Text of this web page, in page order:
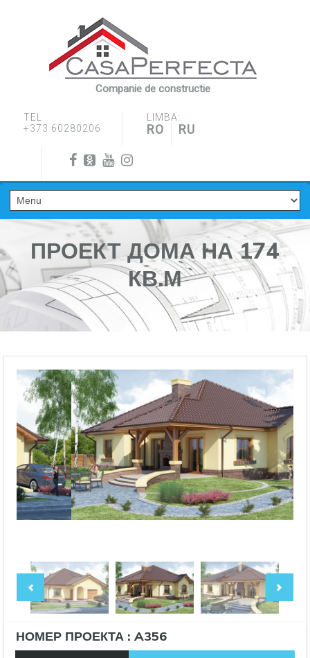
Companie de constructie
TEL
+373 60280206
LIMBA:
RO RU
ПРОЕКТ ДОМА НА 174
КВ.М
НОМЕР ПРОЕКТА : A356